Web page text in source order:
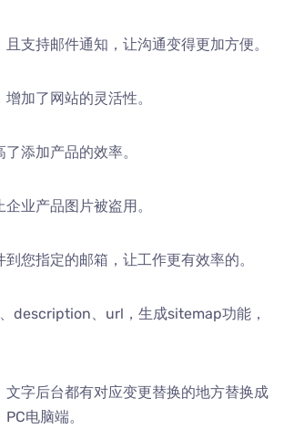
支持邮件通知，让沟通变得更加方便。
加了网站的灵活性。
添加产品的效率。
业产品图片被盗用。
您指定的邮箱，让工作更有效率的。
description、url，生成sitemap功能，
字后台都有对应变更替换的地方替换成
电脑端。